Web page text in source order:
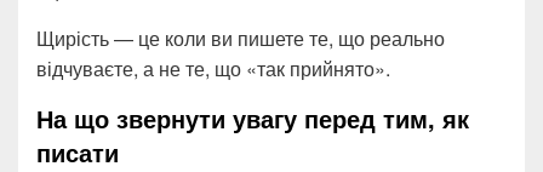
Щирість — це коли ви пишете те, що реально
відчуваєте, а не те, що «так прийнято».
На що звернути увагу перед тим, як
писати